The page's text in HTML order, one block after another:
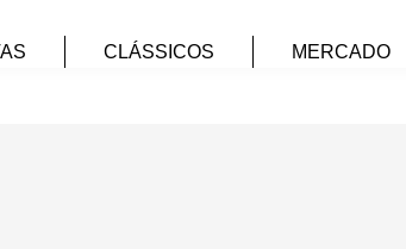
CLÁSSICOS MERCADO